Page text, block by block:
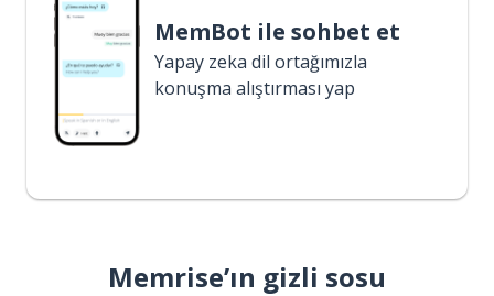
MemBot ile sohbet et
Yapay zeka dil ortağımızla
konuşma alıştırması yap
Memrise’ın gizli sosu